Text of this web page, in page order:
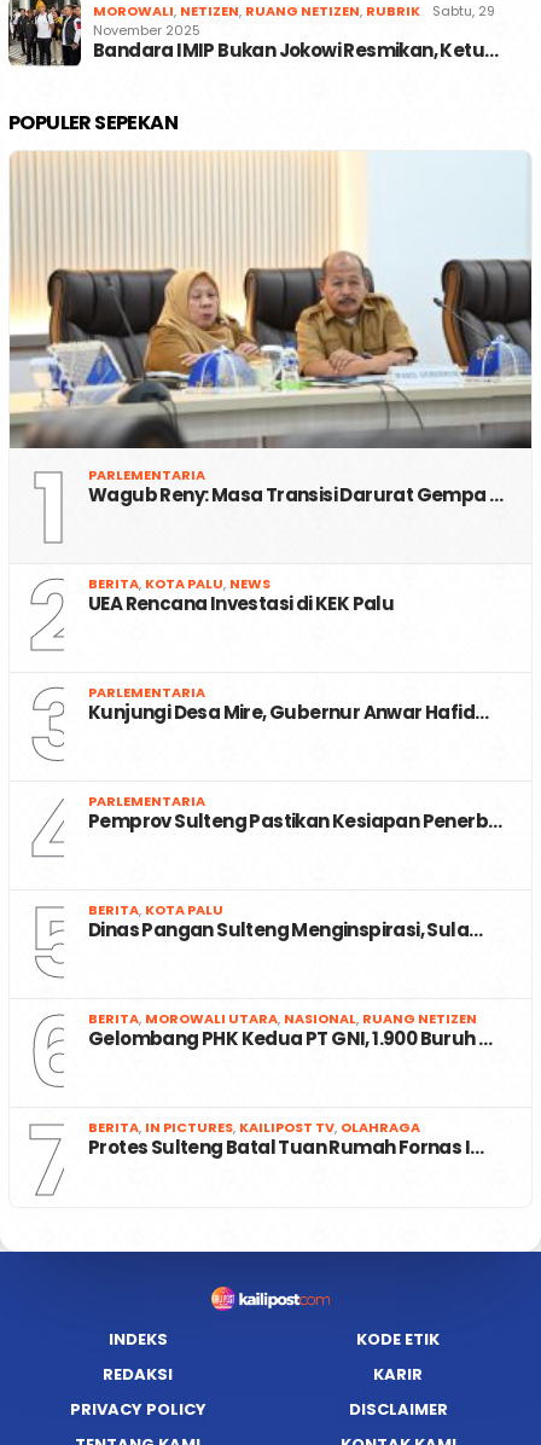
MOROWALI, NETIZEN, RUANG NETIZEN, RUBRIK
Sabtu, 29
November 2025
Bandara IMIP Bukan Jokowi Resmikan, Ketu…
POPULER SEPEKAN
1 PARLEMENTARIA
Wagub Reny: Masa Transisi Darurat Gempa …
2 BERITA, KOTA PALU, NEWS
UEA Rencana Investasi di KEK Palu
3 PARLEMENTARIA
Kunjungi Desa Mire, Gubernur Anwar Hafid…
4 PARLEMENTARIA
Pemprov Sulteng Pastikan Kesiapan Penerb…
5 BERITA, KOTA PALU
Dinas Pangan Sulteng Menginspirasi, Sula…
6 BERITA, MOROWALI UTARA, NASIONAL, RUANG NETIZEN
Gelombang PHK Kedua PT GNI, 1.900 Buruh …
7 BERITA, IN PICTURES, KAILIPOST TV, OLAHRAGA
Protes Sulteng Batal Tuan Rumah Fornas I…
INDEKS
KODE ETIK
REDAKSI
KARIR
PRIVACY POLICY
DISCLAIMER